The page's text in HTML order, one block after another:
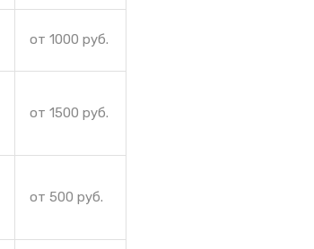
от 1000 руб.
от 1500 руб.
от 500 руб.